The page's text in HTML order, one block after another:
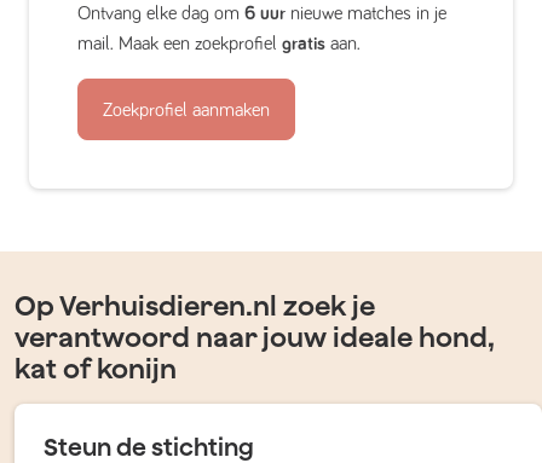
Ontvang elke dag om 6 uur nieuwe matches in je
mail. Maak een zoekprofiel gratis aan.
Zoekprofiel aanmaken
Op Verhuisdieren.nl zoek je
verantwoord naar jouw ideale hond,
kat of konijn
Steun de stichting